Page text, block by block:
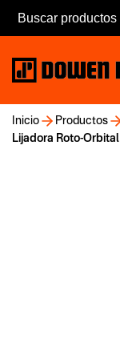
Inicio Productos
Lijadora Roto-